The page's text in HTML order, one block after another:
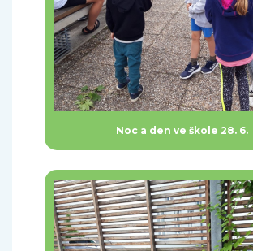
Noc a den ve škole 28. 6.